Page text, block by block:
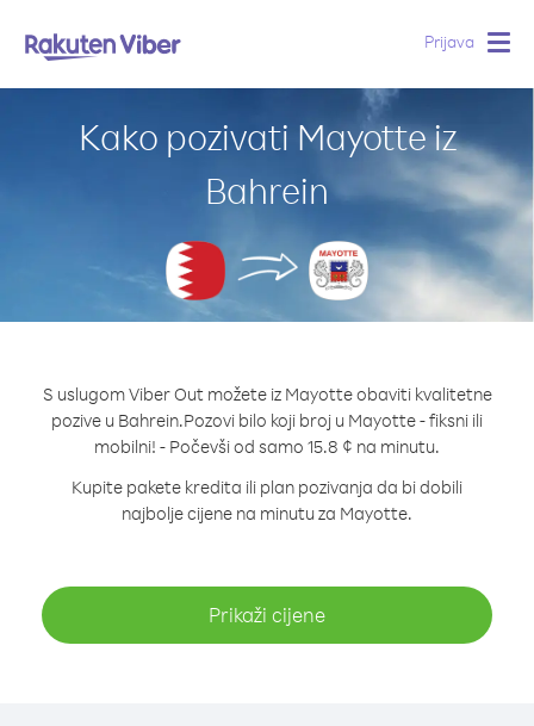
Prijava
Kako pozivati Mayotte iz
Bahrein
S uslugom Viber Out možete iz Mayotte obaviti kvalitetne
pozive u Bahrein.Pozovi bilo koji broj u Mayotte - fiksni ili
mobilni! - Počevši od samo 15.8 ¢ na minutu.
Kupite pakete kredita ili plan pozivanja da bi dobili
najbolje cijene na minutu za Mayotte.
Prikaži cijene